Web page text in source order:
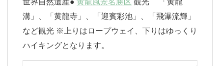
世界自然遺産● 黄龍風景名勝区 観光 「黄龍
溝」、「黄龍寺」、「迎賓彩池」、「飛瀑流輝」
など観光 ※上りはロープウェイ、下りはゆっくり
ハイキングとなります。